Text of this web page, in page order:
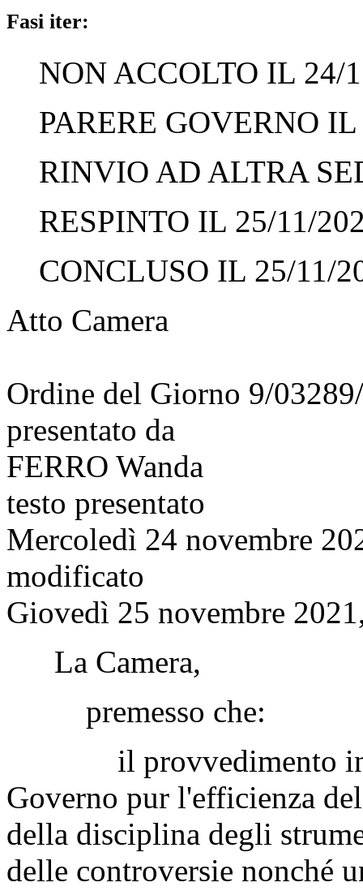
Fasi iter:
NON ACCOLTO IL 24/
PARERE GOVERNO
RINVIO AD ALTRA
RESPINTO IL 25/11/
CONCLUSO IL 25/11/
Atto Camera
Ordine del Giorno 9/
presentato da
FERRO Wanda
testo presentato
Mercoledì 24 novembre
modificato
Giovedì 25 novembre
La Camera,
premesso che:
il provvedimento in
Governo pur l'efficienza
della disciplina degli
delle controversie nonché